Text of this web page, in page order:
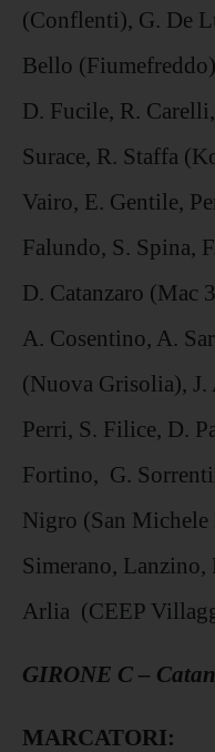
(Conflenti), G. De
Bello
D. Fucile, R.
Surace, R. Staffa
Vairo, E. Gentile,
Falundo, S. Spina,
D. Catanzaro (Mac
A. Cosentino, A.
(Nuova Grisolia),
Perri, S. Filice, D.
Fortino, G.
Nigro (San
Simerano,
Arlia (CEEP
GIRONE C –
MARCATORI: